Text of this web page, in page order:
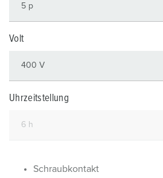
Volt
Uhrzeitstellung
Schraubkontakt